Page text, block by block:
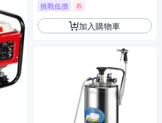
挑戰低價
券
加入購物車